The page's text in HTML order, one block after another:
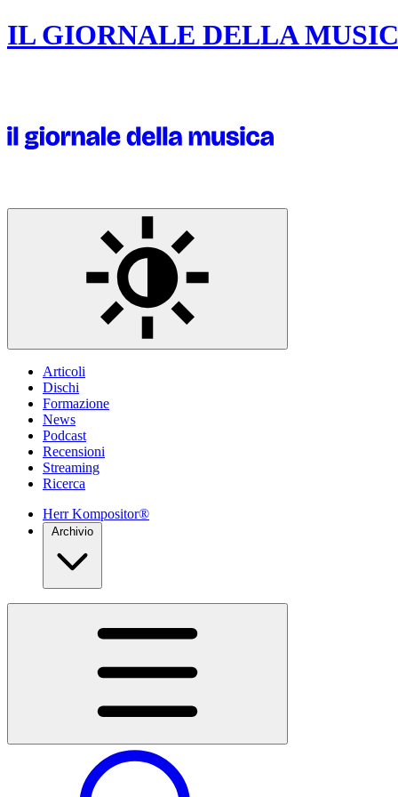
IL GIORNALE DELLA
Articoli
Dischi
Formazione
News
Podcast
Recensioni
Streaming
Ricerca
Herr Kompositor®
Archivio